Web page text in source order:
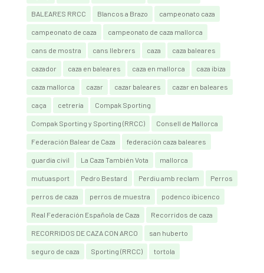
BALEARES RRCC Blancos a Brazo campeonato caza
campeonato de caza campeonato de caza mallorca
cans de mostra cans llebrers caza caza baleares
cazador caza en baleares caza en mallorca caza ibiza
caza mallorca cazar cazar baleares cazar en baleares
caça cetrería Compak Sporting
Compak Sporting y Sporting (RRCC) Consell de Mallorca
Federación Balear de Caza federación caza baleares
guardia civil La Caza También Vota mallorca
mutuasport Pedro Bestard Perdiu amb reclam Perros
perros de caza perros de muestra podenco ibicenco
Real Federación Española de Caza Recorridos de caza
RECORRIDOS DE CAZA CON ARCO san huberto
seguro de caza Sporting (RRCC) tortola